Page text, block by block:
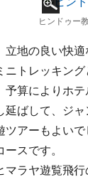
ヒンドゥー
立地の良い快
ニトレッキン
予算によりホ
延ばして、ジ
ツアーもよい
スです。
マラヤ遊覧飛